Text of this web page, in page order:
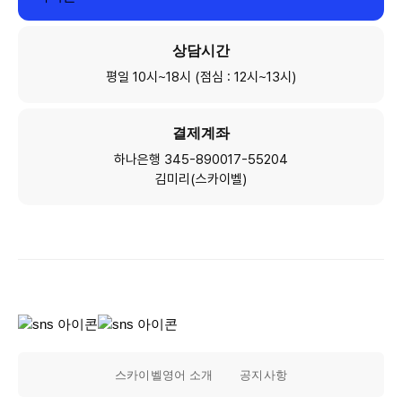
상담시간
평일 10시~18시 (점심 : 12시~13시)
결제계좌
하나은행 345-890017-55204
김미리(스카이벨)
스카이벨영어 소개 공지사항